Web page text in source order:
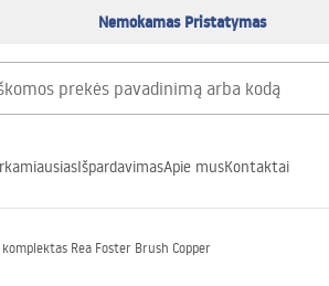
Nemokamas Pristatymas
IšpardavimasApie musKontaktai
komplektas Rea Foster Brush Copper